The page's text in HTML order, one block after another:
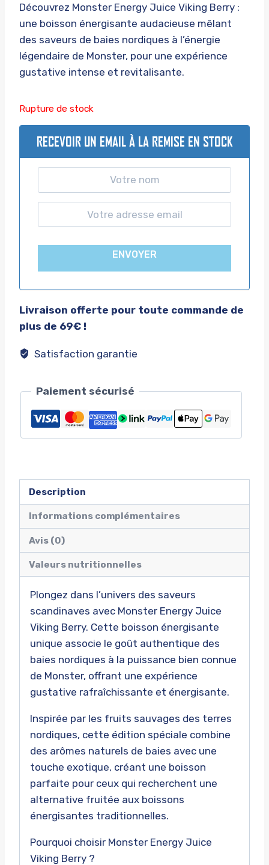
Découvrez Monster Energy Juice Viking Berry :
une boisson énergisante audacieuse mêlant
des saveurs de baies nordiques à l’énergie
légendaire de Monster, pour une expérience
gustative intense et revitalisante.
Rupture de stock
RECEVOIR UN EMAIL À LA REMISE EN STOCK
ENVOYER
Livraison offerte pour toute commande de
plus de 69€ !
Satisfaction garantie
Paiement sécurisé
Description
Informations complémentaires
Avis (0)
Valeurs nutritionnelles
Plongez dans l’univers des saveurs
scandinaves avec Monster Energy Juice
Viking Berry. Cette boisson énergisante
unique associe le goût authentique des
baies nordiques à la puissance bien connue
de Monster, offrant une expérience
gustative rafraîchissante et énergisante.
Inspirée par les fruits sauvages des terres
nordiques, cette édition spéciale combine
des arômes naturels de baies avec une
touche exotique, créant une boisson
parfaite pour ceux qui recherchent une
alternative fruitée aux boissons
énergisantes traditionnelles.
Pourquoi choisir Monster Energy Juice
Viking Berry ?